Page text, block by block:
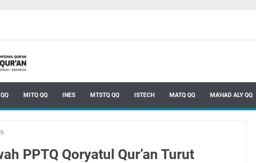
MITQ QQ INES MTSTQ QQ ISTECH MATQ QQ MA'HAD ALY QQ
PPTQ Qoryatul Qur’an Turut